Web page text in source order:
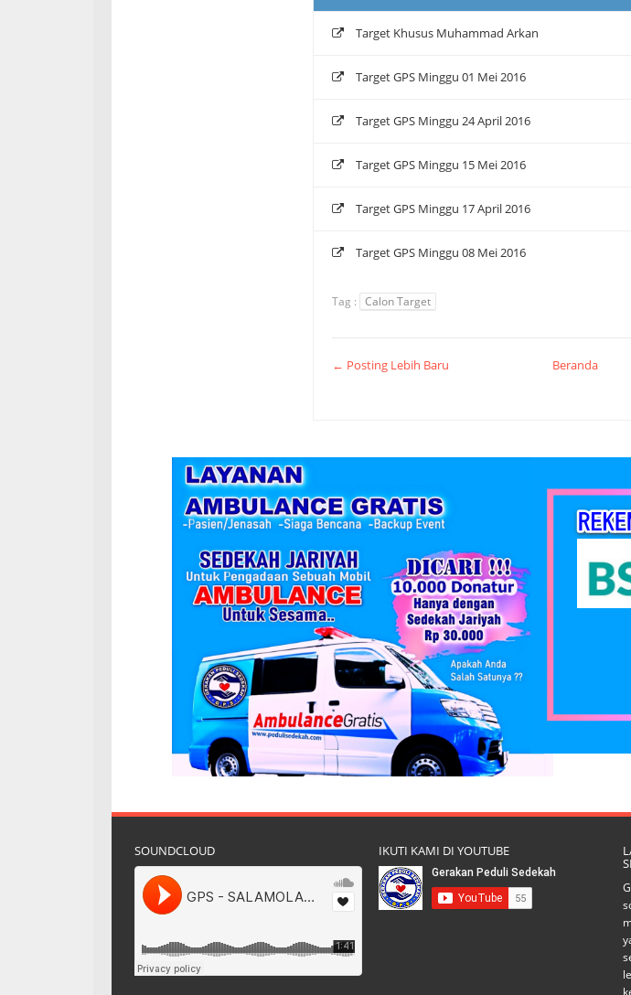
Target Khusus Muhammad Arkan
Target GPS Minggu 01 Mei 2016
Target GPS Minggu 24 April 2016
Target GPS Minggu 15 Mei 2016
Target GPS Minggu 17 April 2016
Target GPS Minggu 08 Mei 2016
Tag : Calon Target
← Posting Lebih Baru Beranda
SOUNDCLOUD IKUTI KAMI DI YOUTUBE